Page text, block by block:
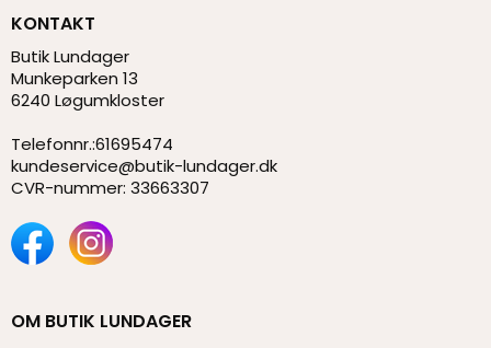
KONTAKT
Butik Lundager
Munkeparken 13
6240 Løgumkloster
Telefonnr.:61695474
kundeservice@butik-lundager.dk
CVR-nummer: 33663307
OM BUTIK LUNDAGER